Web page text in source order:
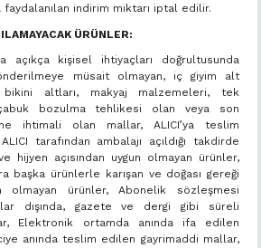
faydalanılan indirim miktarı iptal edilir.
ÜRÜNLER:
açıkça kişisel ihtiyaçları doğrultusunda
müsait olmayan, iç giyim alt
altları, makyaj malzemeleri, tek
çabuk bozulma tehlikesi olan veya son
ihtimali olan mallar, ALICI’ya teslim
tarafından ambalajı açıldığı takdirde
hijyen açısından uygun olmayan ürünler,
başka ürünlerle karışan ve doğası gereği
olmayan ürünler, Abonelik sözleşmesi
dışında, gazete ve dergi gibi süreli
Elektronik ortamda anında ifa edilen
anında teslim edilen gayrimaddi mallar,